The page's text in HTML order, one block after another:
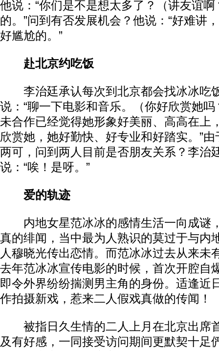
他说：“你们是不是想太多了？（讲友谊
的。”问到有否发展机会？他说：“好难讲
好尴尬的。”
赴北京约吃饭
李治廷承认每次到北京都会找冰冰吃
说：“聊一下电影和音乐。（你好欣赏她
未合作已经觉得她形象好美丽、高高在上
欣赏她，她好勤快、好专业和好踏实。”
两可，问到两人目前是否朋友关系？李治
说：“唉！是呀。”
爱的轨迹
内地女星范冰冰的感情生活一向成谜
真的绯闻，当中最为人熟识的莫过于与内
人穆晓光传出恋情。而范冰冰过去从来未
去年范冰冰宣传电影的时候，首次开腔自
即令外界纷纷揣测男主角的身份。适逢近
作拍摄新戏，惹来二人假戏真做的传闻！
被指日久生情的二人上月在北京出席
及有好感，一同接受访问期间更默契十足